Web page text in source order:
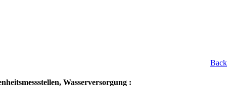
Back
Wasserversorgung :